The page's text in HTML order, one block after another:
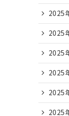
2025
2025
2025
2025
2025
2025